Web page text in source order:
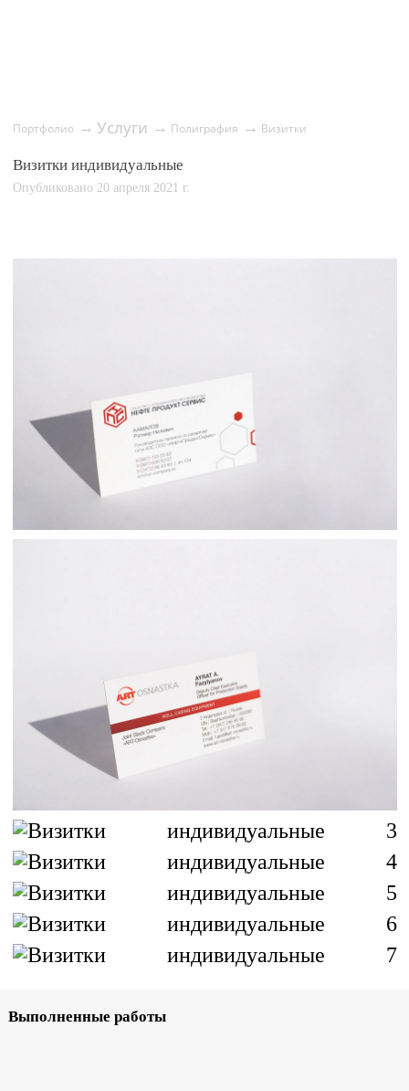
Портфолио → Услуги → Полиграфия → Визитки
Визитки индивидуальные
Опубликовано 20 апреля 2021 г.
Выполненные работы